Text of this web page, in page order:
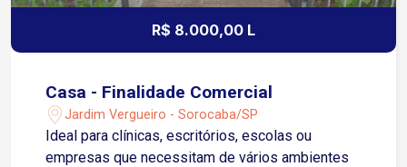
R$ 8.000,00 L
Casa - Finalidade Comercial
Jardim Vergueiro - Sorocaba/SP
Ideal para clínicas, escritórios, escolas ou
empresas que necessitam de vários ambientes